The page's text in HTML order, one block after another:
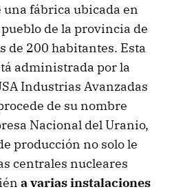
una fábrica ubicada en
de la provincia de
de 200 habitantes. Esta
administrada por la
Industrias Avanzadas
de su nombre
Nacional del Uranio,
producción no solo le
centrales nucleares
a varias instalaciones